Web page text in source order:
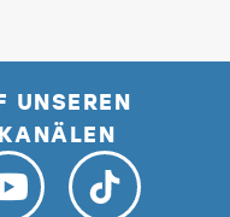
UNSEREN